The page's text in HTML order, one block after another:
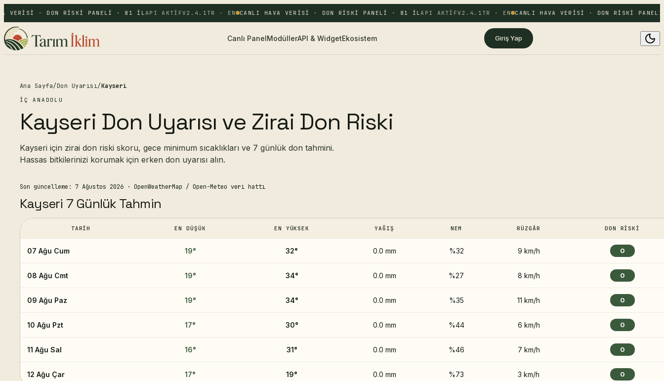
VERISI · DON RISKI PANELI · 81 IL API AKTIF V2.4.1 TR · EN CANLI HAVA VERISI · DON RISKI PANELI · 81 IL API AKTIF V2.4.1 TR · EN CANLI HAVA VERISI · DON RISKI
Canlı PanelModüllerAPI & WidgetEkosistem Giriş Yap
Ana Sayfa/Don Uyarısı/Kayseri
İÇ ANADOLU
Kayseri Don Uyarısı ve Zirai Don Riski
Kayseri için zirai don riski skoru, gece minimum sıcaklıkları ve 7 günlük don tahmini.
Hassas bitkilerinizi korumak için erken don uyarısı alın.
Son güncelleme: 7 Ağustos 2026 · OpenWeatherMap / Open-Meteo veri hattı
Kayseri 7 Günlük Tahmin
TARIH EN DÜŞÜK EN YÜKSEK YAĞIŞ NEM RÜZGÂR DON RISKI
07 Ağu Cum 19° 32° 0.0 mm %32 9 km/h 0
08 Ağu Cmt 19° 34° 0.0 mm %27 8 km/h 0
09 Ağu Paz 19° 34° 0.0 mm %35 11 km/h 0
10 Ağu Pzt 17° 30° 0.0 mm %44 6 km/h 0
11 Ağu Sal 16° 31° 0.0 mm %46 7 km/h 0
12 Ağu Çar 17° 19° 0.0 mm %73 3 km/h 0